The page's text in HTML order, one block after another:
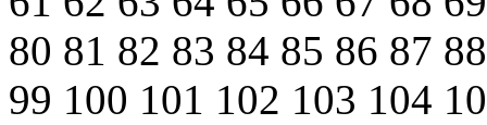
80 81 82 83 84 85 86 87
99 100 101 102 103 104